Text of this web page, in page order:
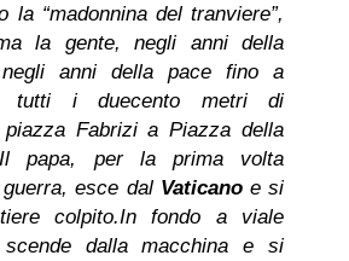
la “madonnina del tranviere”,
la gente, negli anni della
anni della pace fino a
tutti i duecento metri di
piazza Fabrizi a Piazza della
Il papa, per la prima volta
guerra, esce dal Vaticanoe si
colpito.In fondo a viale
scende dalla macchina e si